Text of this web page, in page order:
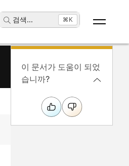
검색... ⌘K
이 문서가 도움이 되었
습니까?